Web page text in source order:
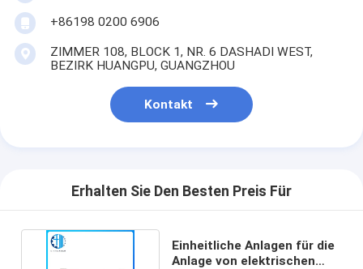
+86198 0200 6906
ZIMMER 108, BLOCK 1, NR. 6 DASHADI WEST,
BEZIRK HUANGPU, GUANGZHOU
Kontakt
Erhalten Sie Den Besten Preis Für
Einheitliche Anlagen für die
Anlage von elektrischen